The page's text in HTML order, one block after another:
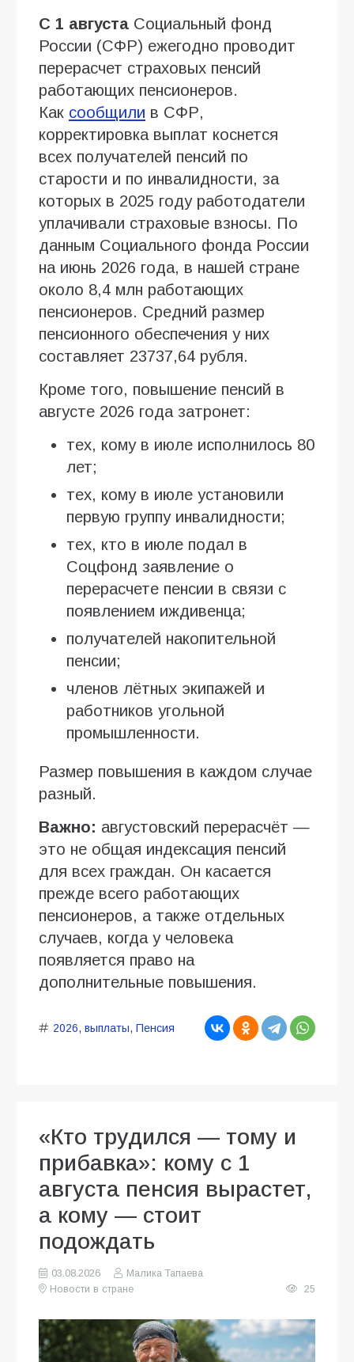
С 1 августа Социальный фонд
России (СФР) ежегодно проводит
перерасчет страховых пенсий
работающих пенсионеров.
Как сообщили в СФР,
корректировка выплат коснется
всех получателей пенсий по
старости и по инвалидности, за
которых в 2025 году работодатели
уплачивали страховые взносы. По
данным Социального фонда России
на июнь 2026 года, в нашей стране
около 8,4 млн работающих
пенсионеров. Средний размер
пенсионного обеспечения у них
составляет 23737,64 рубля.
Кроме того, повышение пенсий в
августе 2026 года затронет:
тех, кому в июле исполнилось 80
лет;
тех, кому в июле установили
первую группу инвалидности;
тех, кто в июле подал в
Соцфонд заявление о
перерасчете пенсии в связи с
появлением иждивенца;
получателей накопительной
пенсии;
членов лётных экипажей и
работников угольной
промышленности.
Размер повышения в каждом случае
разный.
Важно: августовский перерасчёт —
это не общая индексация пенсий
для всех граждан. Он касается
прежде всего работающих
пенсионеров, а также отдельных
случаев, когда у человека
появляется право на
дополнительные повышения.
2026, выплаты, Пенсия
«Кто трудился — тому и
прибавка»: кому с 1
августа пенсия вырастет,
а кому — стоит
подождать
03.08.2026
Малика Тапаева
Новости в стране
25